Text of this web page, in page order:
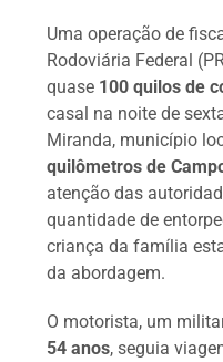
Uma operação de
Rodoviária Federal
quase 100 quilos de
casal na noite de
Miranda, município
quilômetros de
atenção das
quantidade de
criança da família
da abordagem.
O motorista, um
54 anos, seguia